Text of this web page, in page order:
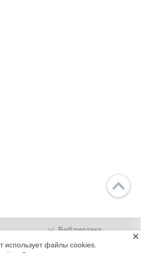
Библиотека
Реклама
использует файлы cookies.
×